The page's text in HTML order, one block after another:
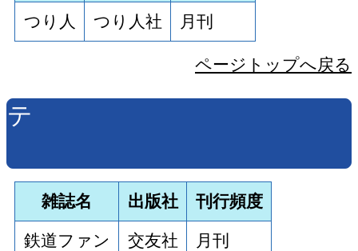
つり人 つり人社 月刊
ページトップへ戻る
テ
雑誌名 出版社 刊行頻度
鉄道ファン 交友社 月刊